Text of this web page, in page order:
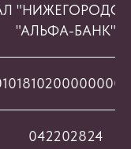
"АЛЬФА-БАНК"
042202824